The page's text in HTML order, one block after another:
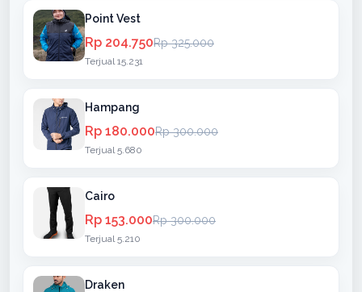
Point Vest
Rp 204.750Rp 325.000
Terjual 15.231
Hampang
Rp 180.000Rp 300.000
Terjual 5.680
Cairo
Rp 153.000Rp 300.000
Terjual 5.210
Draken